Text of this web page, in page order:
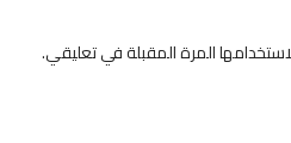
المرة المقبلة في تعليقي.